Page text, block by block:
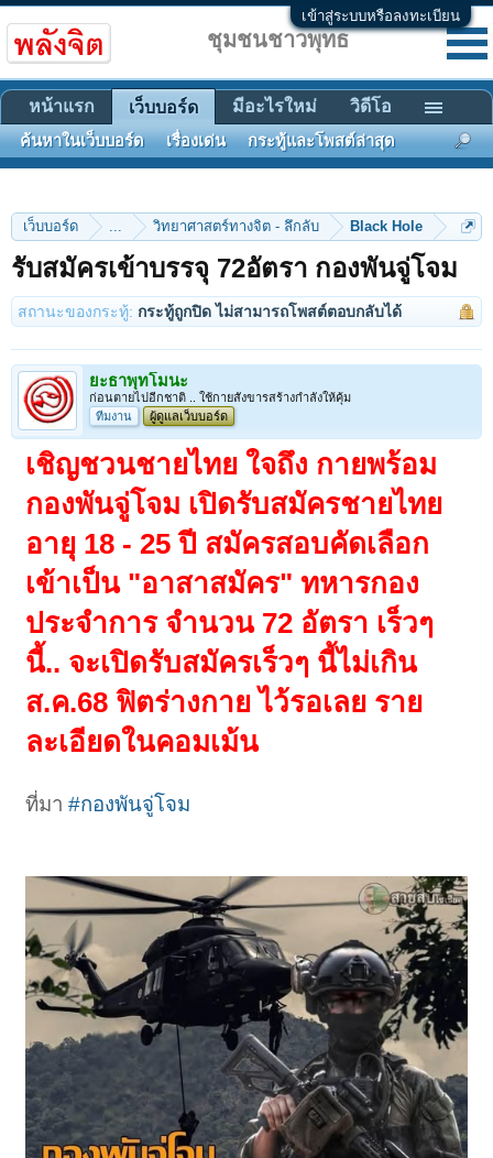
เข้าสู่ระบบหรือลงทะเบียน
เว็บบอร์ด ... วิทยาศาสตร์ทางจิต - ลึกลับ Black Hole
รับสมัครเข้าบรรจุ 72อัตรา กองพันจู่โจม
สถานะของกระทู้: กระทู้ถูกปิด ไม่สามารถโพสต์ตอบกลับได้
ยะธาพุทโมนะ
ก่อนตายไปอีกชาติ .. ใช้กายสังขารสร้างกำลังให้คุ้ม
ทีมงาน
ผู้ดูแลเว็บบอร์ด
เชิญชวนชายไทย ใจถึง กายพร้อม
กองพันจู่โจม เปิดรับสมัครชายไทย
อายุ 18 - 25 ปี สมัครสอบคัดเลือก
เข้าเป็น "อาสาสมัคร" ทหารกอง
ประจำการ จำนวน 72 อัตรา เร็วๆ
นี้.. จะเปิดรับสมัครเร็วๆ นี้ไม่เกิน
ส.ค.68 ฟิตร่างกาย ไว้รอเลย ราย
ละเอียดในคอมเม้น
ที่มา#กองพันจู่โจม
ชุมชนชาวพุทธ
หน้าแรก เว็บบอร์ด
ค้นหาในเว็บบอร์ด เรื่องเด่น กระทู้และโพสต์ล่าสุด
มีอะไรใหม่ วิดีโอ